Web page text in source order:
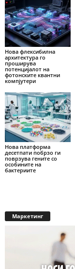
Нова флексибилна
архитектура го
проширува
потенцијалот на
фотонските квантни
компјутери
Нова платформа
десетпати побрзо ги
поврзува гените со
особините на
бактериите
Маркетинг